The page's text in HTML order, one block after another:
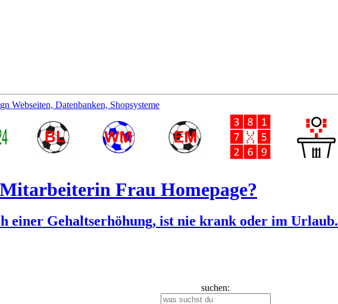
Webseiten, Datenbanken, Shopsysteme
Frau Homepage?
einer Gehaltserhöhung, ist nie krank oder im Urlaub.
suchen: